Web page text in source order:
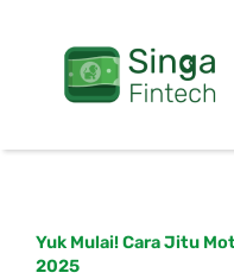
Yuk Mulai! Cara Jitu
2025